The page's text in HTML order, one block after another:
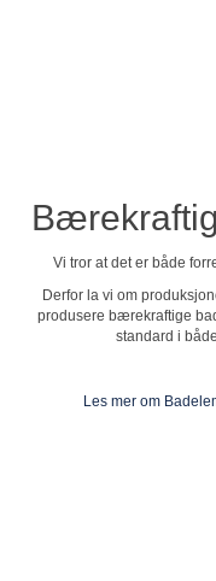
Vi tror at det er både
Derfor la vi om
produsere bærekraftige
standard i
Les mer om